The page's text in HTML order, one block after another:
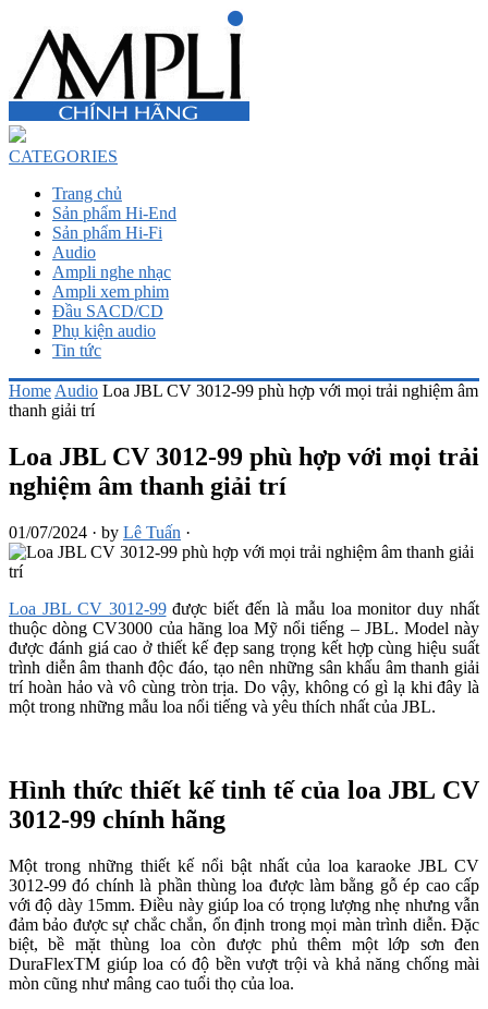
CATEGORIES
Trang chủ
Sản phẩm Hi-End
Sản phẩm Hi-Fi
Audio
Ampli nghe nhạc
Ampli xem phim
Đầu SACD/CD
Phụ kiện audio
Tin tức
Home Audio Loa JBL CV 3012-99 phù hợp với mọi trải nghiệm âm
thanh giải trí
Loa JBL CV 3012-99 phù hợp với mọi trải
nghiệm âm thanh giải trí
01/07/2024 · by Lê Tuấn ·
Loa JBL CV 3012-99được biết đến là mẫu loa monitor duy nhất
thuộc dòng CV3000 của hãng loa Mỹ nổi tiếng – JBL. Model này
được đánh giá cao ở thiết kế đẹp sang trọng kết hợp cùng hiệu suất
trình diễn âm thanh độc đáo, tạo nên những sân khấu âm thanh giải
trí hoàn hảo và vô cùng tròn trịa. Do vậy, không có gì lạ khi đây là
một trong những mẫu loa nổi tiếng và yêu thích nhất của JBL.
Hình thức thiết kế tinh tế của loa JBL CV
3012-99 chính hãng
Một trong những thiết kế nổi bật nhất của loa karaoke JBL CV
3012-99 đó chính là phần thùng loa được làm bằng gỗ ép cao cấp
với độ dày 15mm. Điều này giúp loa có trọng lượng nhẹ nhưng vẫn
đảm bảo được sự chắc chắn, ổn định trong mọi màn trình diễn. Đặc
biệt, bề mặt thùng loa còn được phủ thêm một lớp sơn đen
DuraFlexTM giúp loa có độ bền vượt trội và khả năng chống mài
mòn cũng như mâng cao tuổi thọ của loa.